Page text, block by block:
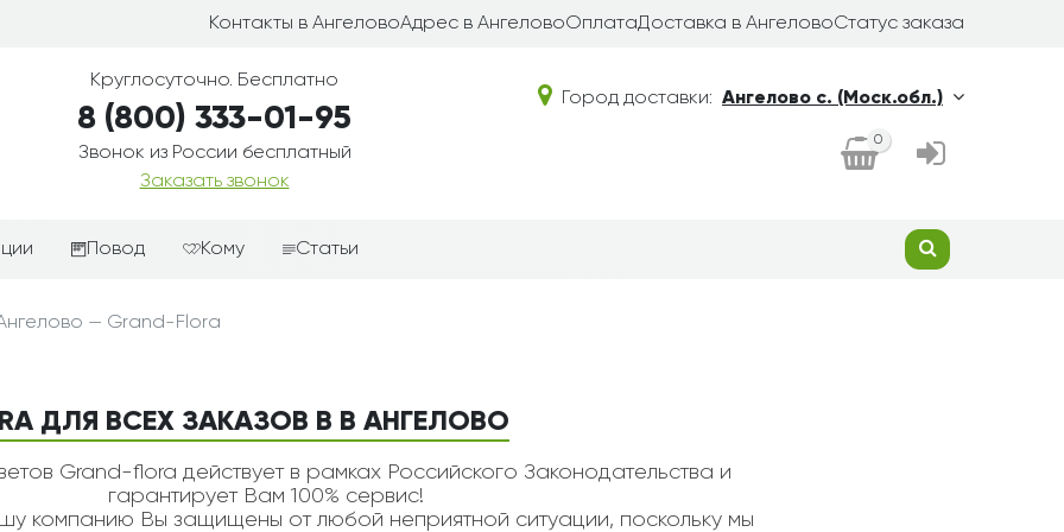
Контакты в АнгеловоАдрес в АнгеловоОплатаДоставка в АнгеловоСтатус заказа
Круглосуточно. Бесплатно
8 (800) 333-01-95
Звонок из России бесплатный
Заказать звонок
Город доставки: Ангелово с. (Моск.обл.)
0
корзины
Повод
День рождения
Любовь
Просто так
Кому
Мужчине
Папе
Статьи
Ангелово — Grand-Flora
ДЛЯ ВСЕХ ЗАКАЗОВ В В АНГЕЛОВО
Grand-flora действует в рамках Российского Законодательства и
гарантирует Вам 100% сервис!
компанию Вы защищены от любой неприятной ситуации, поскольку мы